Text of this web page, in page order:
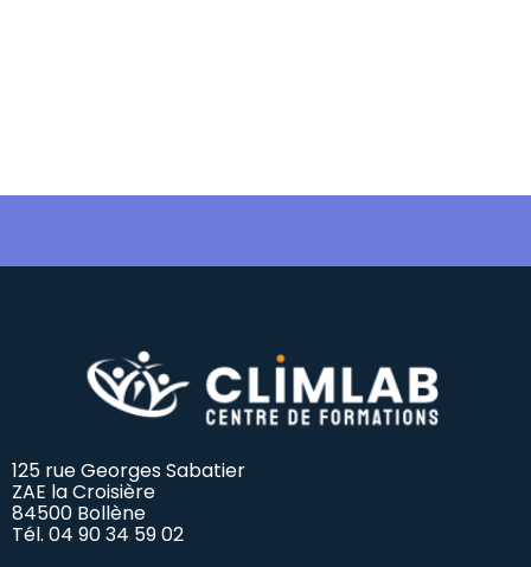
125 rue Georges Sabatier
ZAE la Croisière
84500 Bollène
Tél. 04 90 34 59 02